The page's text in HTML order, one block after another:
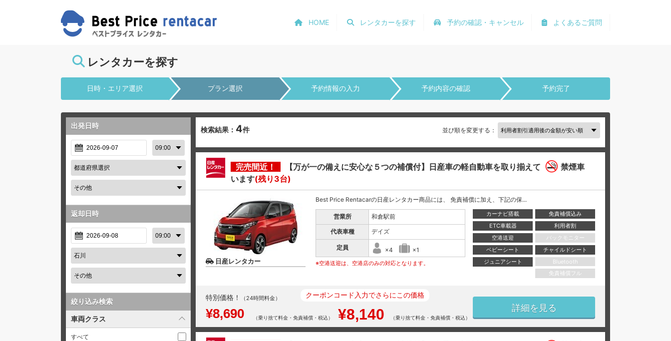
よくあるご質問
予約の確認・キャンセル
レンタカーを探す
HOME
レンタカーを探す
日時・エリア選択 プラン選択 予約情報の入力 予約内容の確認 予約完了
出発日時
返却日時
絞り込み検索
車両クラス
すべて
検索結果： 4件 並び順を変更する：
完売間近！
【万が一の備えに安心な５つの補償付】日産車の軽自動車を取り揃えて
います(残り3台)
禁煙車
日産レンタカー
Best Price Rentacarの日産レンタカー商品には、 免責補償に加え、下記の保...
営業所
和倉駅前
代表車種
デイズ
定員 ×4 ×1
※空港送迎は、空港店のみの対応となります。
カーナビ搭載
免責補償込み
ETC車載器
利用者割
空港送迎
バックモニター
ベビーシート
チャイルドシート
ジュニアシート
Bluetooth
免責補償フル
特別価格！ （24時間料金）
¥8,690 （乗り捨て料金・免責補償・税込）
クーポンコード入力でさらにこの価格
¥8,140 （乗り捨て料金・免責補償・税込）
詳細を見る